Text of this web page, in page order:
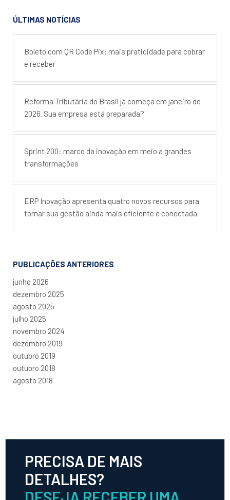
ÚLTIMAS NOTÍCIAS
Boleto com QR Code Pix: mais praticidade para cobrar
e receber
Reforma Tributária do Brasil já começa em janeiro de
2026. Sua empresa está preparada?
Sprint 200: marco da inovação em meio a grandes
transformações
ERP Inovação apresenta quatro novos recursos para
tornar sua gestão ainda mais eficiente e conectada
PUBLICAÇÕES ANTERIORES
junho 2026
dezembro 2025
agosto 2025
julho 2025
novembro 2024
dezembro 2019
outubro 2019
outubro 2018
agosto 2018
PRECISA DE MAIS
DETALHES?